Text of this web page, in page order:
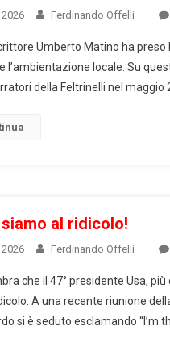
Ferdinando Offelli
Umberto Matino ha
l’ambientazione locale. Su
della Feltrinelli nel maggio
al ridicolo!
Ferdinando Offelli
che il 47° presidente Usa,
A una recente riunione
si è seduto esclamando “I’m